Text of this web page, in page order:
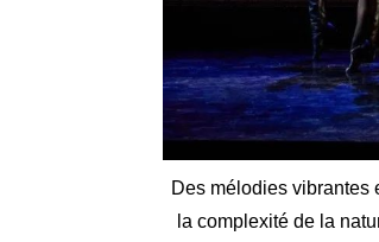
Des mélodies vibrantes
la complexité de la